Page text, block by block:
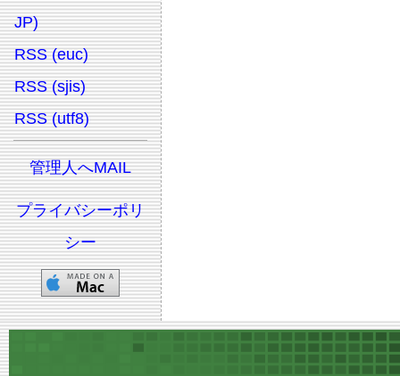
JP)
RSS (euc)
RSS (sjis)
RSS (utf8)
管理人へMAIL
プライバシーポリ
シー